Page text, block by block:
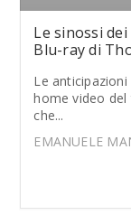
Le sinossi
Blu-ray di
Le
home video
che...
EMANUELE